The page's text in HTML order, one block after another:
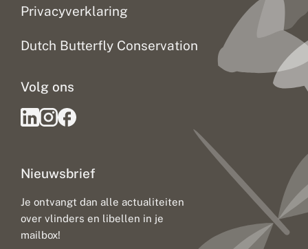
Privacyverklaring
Dutch Butterfly Conservation
Nieuwsbrief
Je ontvangt dan alle actualiteiten
over vlinders en libellen in je
mailbox!
Volg ons